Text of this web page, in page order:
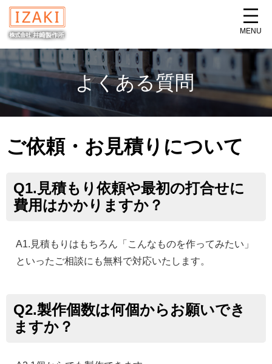
MENU
よくある質問
ご依頼・お見積りについて
Q1.見積もり依頼や最初の打合せに
費用はかかりますか？
A1.見積もりはもちろん「こんなものを作ってみたい」
といったご相談にも無料で対応いたします。
Q2.製作個数は何個からお願いでき
ますか？